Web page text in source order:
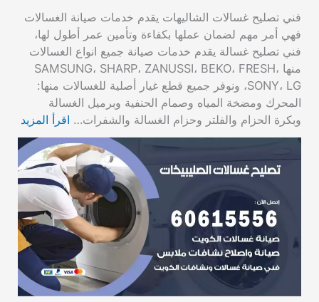
فني تصليح غسالات الشاليهات يقدم خدمات صيانة الغسالات
فهي أمر مهم لضمان عملها بكفاءة وتأمين عمر أطول لها،
فني تصليح غسالة يقدم خدمات صيانة جميع انواع الغسالات
منها SAMSUNG، SHARP، ZANUSSI، BEKO، FRESH،
SONY، LG، ونوفر جميع قطع غيار أصلية للغسالات منها:
المحرك ومضخة المياه وصمام الحنفية وبرميل الغسالة
وبكرة الحزام والفلتر وحزام الغسالة والشفرات… اقرأ المزيد